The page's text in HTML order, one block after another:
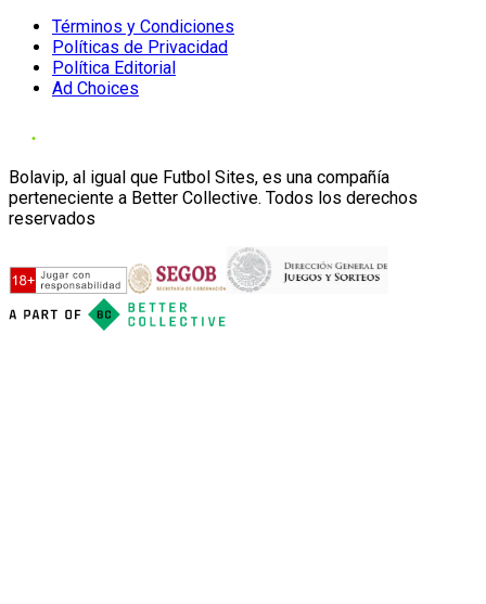
Términos y Condiciones
Políticas de Privacidad
Política Editorial
Ad Choices
Bolavip, al igual que Futbol Sites, es una compañía
perteneciente a Better Collective. Todos los derechos
reservados